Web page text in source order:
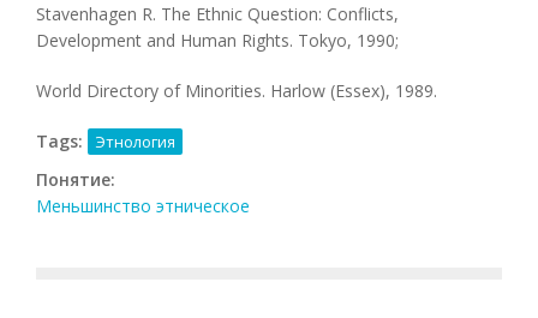
Stavenhagen R. The Ethnic Question: Conflicts,
Development and Human Rights. Tokyo, 1990;
World Directory of Minorities. Harlow (Essex), 1989.
Tags: Этнология
Понятие:
Меньшинство этническое